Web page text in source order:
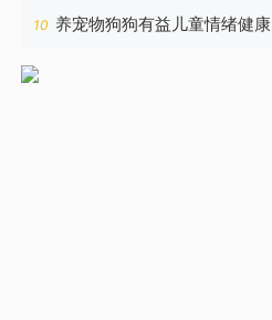
读！！！
10 养宠物狗狗有益儿童情绪健康